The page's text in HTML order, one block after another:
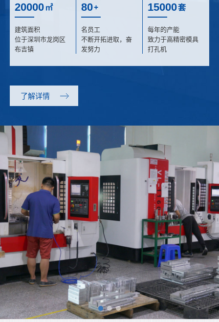
20000㎡
建筑面积
位于深圳市龙岗区
布吉镇
80+
名员工
不断开拓进取，奋
发努力
15000套
每年的产能
致力于高精密模具
打孔机
了解详情